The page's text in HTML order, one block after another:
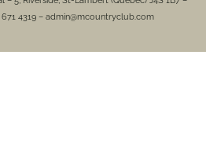
671 4319 – admin@mcountryclub.com